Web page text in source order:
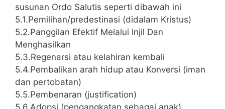
susunan Ordo Salutis seperti dibawah ini
5.1.Pemilihan/predestinasi (didalam Kristus)
5.2.Panggilan Efektif Melalui Injil Dan
Menghasilkan
5.3.Regenarsi atau kelahiran kembali
5.4.Pembalikan arah hidup atau Konversi (iman
dan pertobatan)
5.5.Pembenaran (justification)
5.6.Adopsi (pengangkatan sebagai anak)